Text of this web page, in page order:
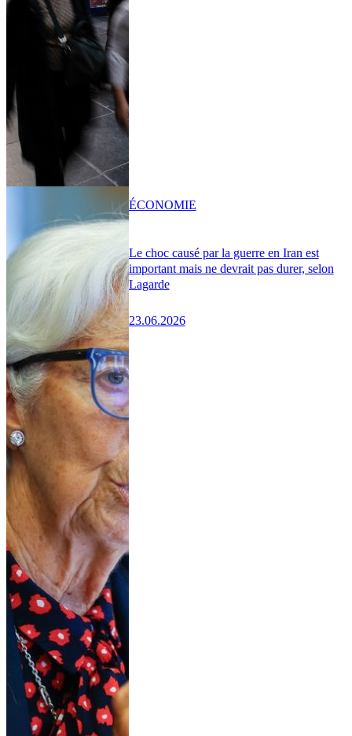
Le choc causé par la guerre en Iran est
important mais ne devrait pas durer, selon
Lagarde
23.06.2026
ÉCONOMIE